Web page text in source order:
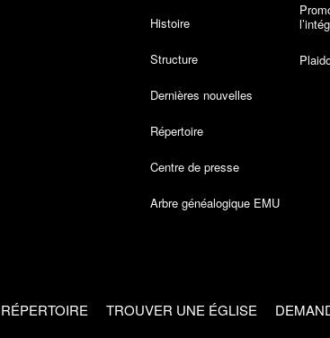
Histoire
Structure
Dernières nouvelles
Répertoire
Centre de presse
Arbre généalogique EMU
RÉPERTOIRE TROUVER UNE ÉGLISE